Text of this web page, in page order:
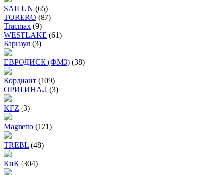
SAILUN (65)
TORERO (87)
Tracmax (9)
WESTLAKE (61)
Барнаул (3)
ЕВРОДИСК (ФМЗ) (38)
Кордиант (109)
ОРИГИНАЛ (3)
KFZ (3)
Magnetto (121)
TREBL (48)
КиК (304)